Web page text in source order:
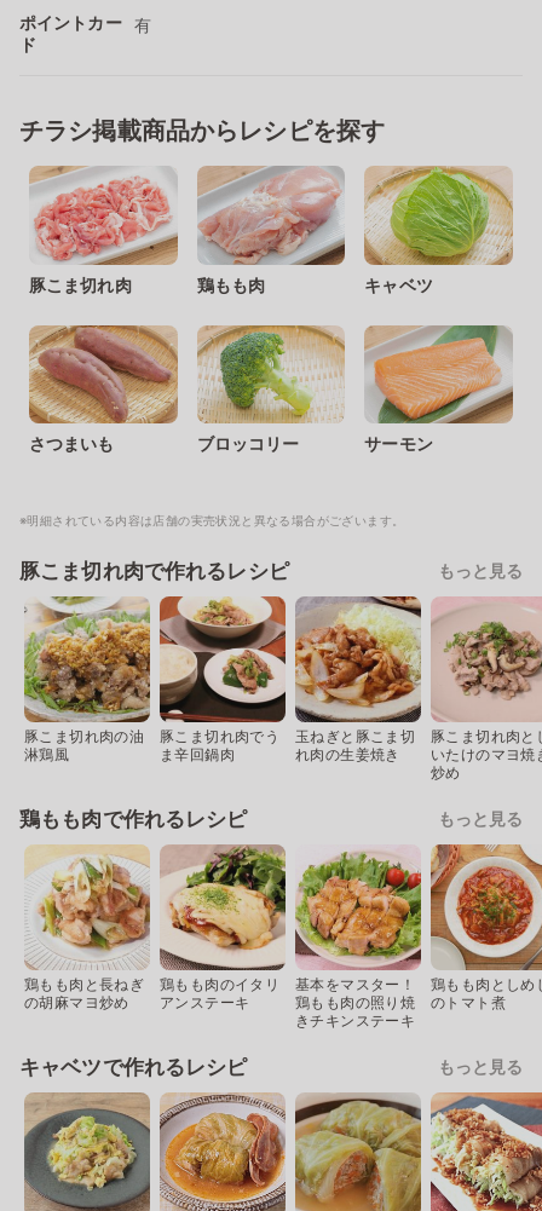
ポイントカー
ド
有
チラシ掲載商品からレシピを探す
豚こま切れ肉 鶏もも肉 キャベツ
さつまいも ブロッコリー サーモン
※明細されている内容は店舗の実売状況と異なる場合がございます。
豚こま切れ肉で作れるレシピ もっと見る
豚こま切れ肉の油
淋鶏風
豚こま切れ肉でう
ま辛回鍋肉
玉ねぎと豚こま切
れ肉の生姜焼き
豚こま切れ肉と
いたけのマヨ焼
炒め
鶏もも肉で作れるレシピ もっと見る
鶏もも肉と長ねぎ
の胡麻マヨ炒め
鶏もも肉のイタリ
アンステーキ
基本をマスター！
鶏もも肉の照り焼
きチキンステーキ
鶏もも肉としめ
のトマト煮
キャベツで作れるレシピ もっと見る